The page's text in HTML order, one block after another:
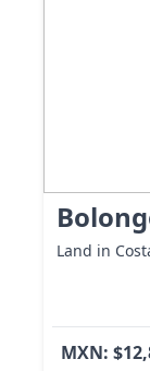
Land in
MXN: